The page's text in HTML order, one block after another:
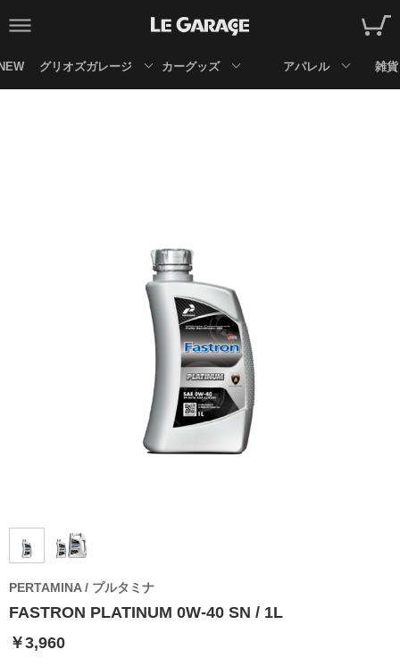
グリオズガレージ カーグッズ アパレル 雑貨
PERTAMINA / プルタミナ
FASTRON PLATINUM 0W-40 SN / 1L
￥3,960